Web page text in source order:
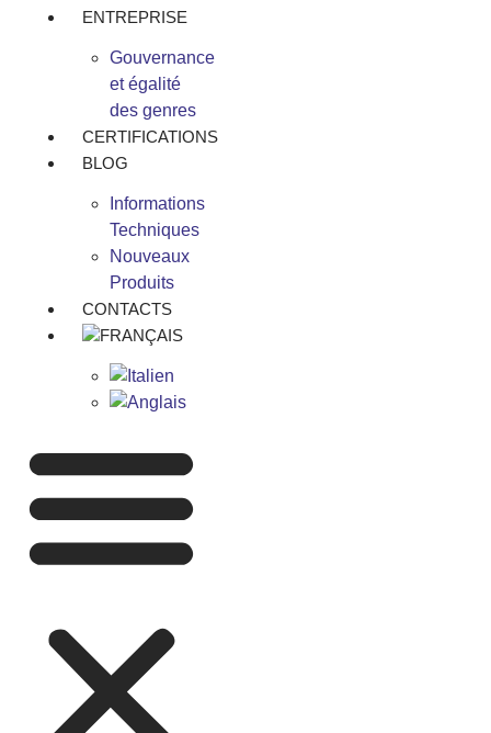
ENTREPRISE
Gouvernance
et égalité
des genres
CERTIFICATIONS
BLOG
Informations
Techniques
Nouveaux
Produits
CONTACTS